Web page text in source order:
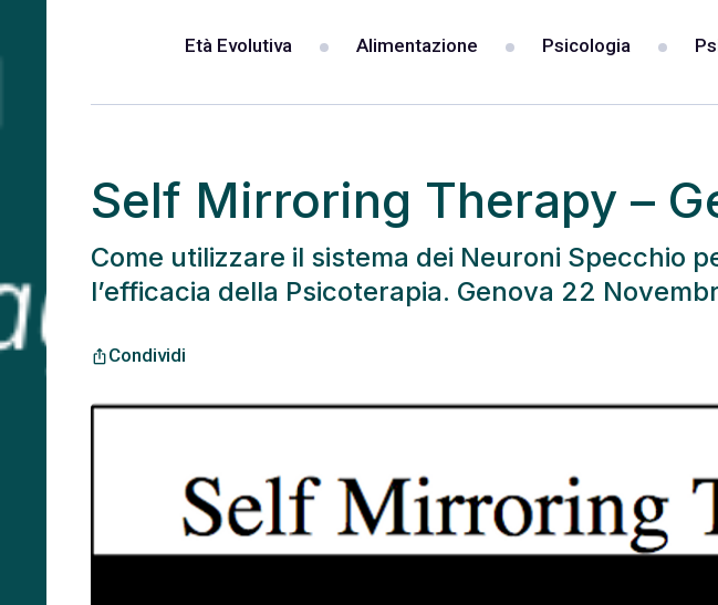
Età Evolutiva Alimentazione Psicologia
Self Mirroring Therapy –
Come utilizzare il sistema dei Neuroni Specchio
l’efficacia della Psicoterapia. Genova 22
ios_shareCondividi